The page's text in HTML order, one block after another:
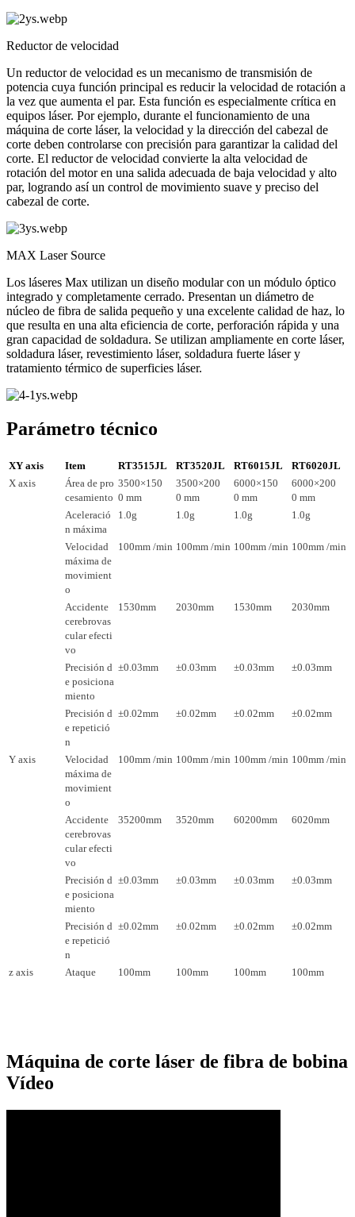
Reductor de velocidad
Un reductor de velocidad es un mecanismo de transmisión de
potencia cuya función principal es reducir la velocidad de rotación a
la vez que aumenta el par. Esta función es especialmente crítica en
equipos láser. Por ejemplo, durante el funcionamiento de una
máquina de corte láser, la velocidad y la dirección del cabezal de
corte deben controlarse con precisión para garantizar la calidad del
corte. El reductor de velocidad convierte la alta velocidad de
rotación del motor en una salida adecuada de baja velocidad y alto
par, logrando así un control de movimiento suave y preciso del
cabezal de corte.
MAX Laser Source
Los láseres Max utilizan un diseño modular con un módulo óptico
integrado y completamente cerrado. Presentan un diámetro de
núcleo de fibra de salida pequeño y una excelente calidad de haz, lo
que resulta en una alta eficiencia de corte, perforación rápida y una
gran capacidad de soldadura. Se utilizan ampliamente en corte láser,
soldadura láser, revestimiento láser, soldadura fuerte láser y
tratamiento térmico de superficies láser.
Parámetro técnico
XY axis Item RT3515JL RT3520JL RT6015JL
RT6020JL
X axis
Área de pro
cesamiento
3500×150
0 mm
3500×200
0 mm
6000×150
0 mm
6000×200
0 mm
Aceleració
n máxima
1.0g 1.0g 1.0g 1.0g
Velocidad
máxima de
movimient
o
100mm /min 100mm /min 100mm /min 100mm /min
Accidente
cerebrovas
cular efecti
vo
1530mm 2030mm 1530mm 2030mm
Precisión d
e posiciona
miento
±0.03mm ±0.03mm ±0.03mm ±0.03mm
Precisión d
e repetició
n
±0.02mm ±0.02mm ±0.02mm ±0.02mm
Y axis
Velocidad
máxima de
movimient
o
100mm /min 100mm /min 100mm /min 100mm /min
Accidente
cerebrovas
cular efecti
vo
35200mm 3520mm 60200mm 6020mm
Precisión d
e posiciona
miento
±0.03mm ±0.03mm ±0.03mm ±0.03mm
Precisión d
e repetició
n
±0.02mm ±0.02mm ±0.02mm ±0.02mm
z axis Ataque 100mm 100mm 100mm 100mm
Máquina de corte láser de fibra de bobina
Vídeo